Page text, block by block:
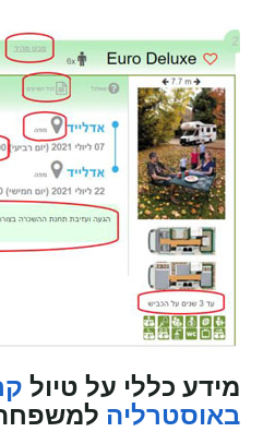
מידע כללי על טיול
באוסטרליה